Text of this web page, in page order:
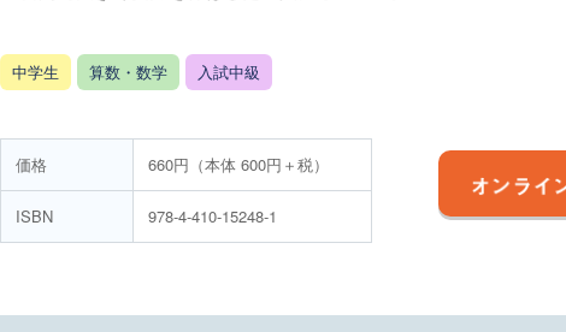
中学生 算数・数学 入試中級
価格 660円（本体 600円＋税）
ISBN 978-4-410-15248-1